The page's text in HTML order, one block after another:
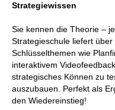
Strategiewissen
Sie kennen die Theorie –
Strategieschule liefert
Schlüsselthemen wie
interaktivem
strategisches Können zu
auszubauen. Perfekt als
den Wiedereinstieg!